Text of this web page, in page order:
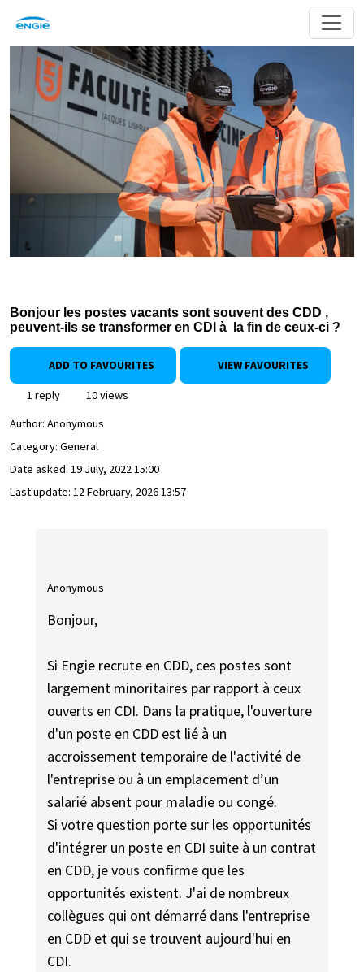
Bonjour les postes vacants sont souvent des CDD ,
peuvent-ils se transformer en CDI à la fin de ceux-ci ?
ADD TO FAVOURITES VIEW FAVOURITES
1 reply
10 views
Author: Anonymous
Category: General
Date asked: 19 July, 2022 15:00
Last update: 12 February, 2026 13:57
Anonymous
Bonjour,
Si Engie recrute en CDD, ces postes sont
largement minoritaires par rapport à ceux
ouverts en CDI. Dans la pratique, l'ouverture
d'un poste en CDD est lié à un
accroissement temporaire de l'activité de
l'entreprise ou à un emplacement d’un
salarié absent pour maladie ou congé.
Si votre question porte sur les opportunités
d'intégrer un poste en CDI suite à un contrat
en CDD, je vous confirme que les
opportunités existent. J'ai de nombreux
collègues qui ont démarré dans l'entreprise
en CDD et qui se trouvent aujourd'hui en
CDI.